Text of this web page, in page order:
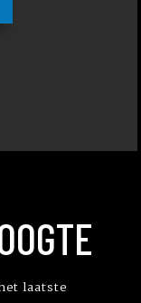
laatste